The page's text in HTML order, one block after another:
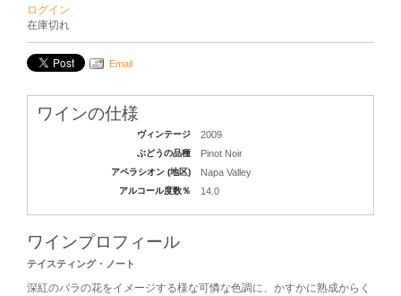
ログイン
在庫切れ
Email
ワインの仕様
ヴィンテージ 2009
ぶどうの品種 Pinot Noir
アペラシオン (地区) Napa Valley
アルコール度数％ 14.0
ワインプロフィール
テイスティング・ノート
深紅のバラの花をイメージする様な可憐な色調に、かすかに熟成からく